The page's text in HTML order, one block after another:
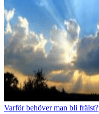
Varför behöver man bli frälst?